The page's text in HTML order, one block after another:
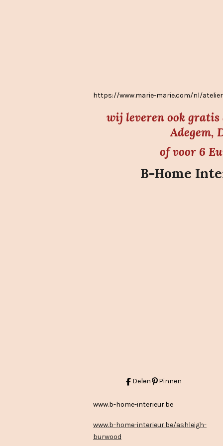
n
https://www.marie-marie.com/nl/atelier-
wij leveren ook gratis
Adegem,
of voor 6
B-Home
Delen Pinnen
www.b-home-interieur.be
www.b-home-interieur.be/ashleigh-
burwood